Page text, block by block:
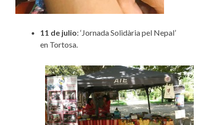
11 de julio: ‘Jornada Solidària pel Nepal’
en Tortosa.